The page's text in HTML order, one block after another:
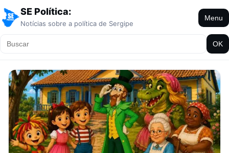
SE Política:
Notícias sobre a política de Sergipe
Menu
OK